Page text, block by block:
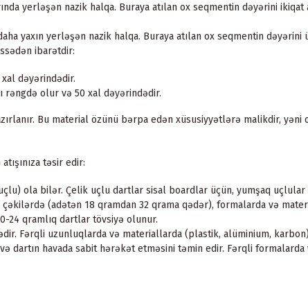
yerləşən nazik halqa. Buraya atılan ox seqmentin dəyərini
yaxın yerləşən nazik halqa. Buraya atılan ox seqmentin
ibarətdir:
dəyərindədir.
rəngdə olur və 50 xal dəyərindədir.
Bu material özünü bərpa edən xüsusiyyətlərə malikdir, yəni
təsir edir:
ola bilər. Çelik uçlu dartlar sisal boardlar üçün, yumşaq
(adətən 18 qramdan 32 qrama qədər), formalarda və
24 qramlıq dartlar tövsiyə olunur.
Fərqli uzunluqlarda və materiallarda (plastik, alüminium,
dartın havada sabit hərəkət etməsini təmin edir. Fərqli